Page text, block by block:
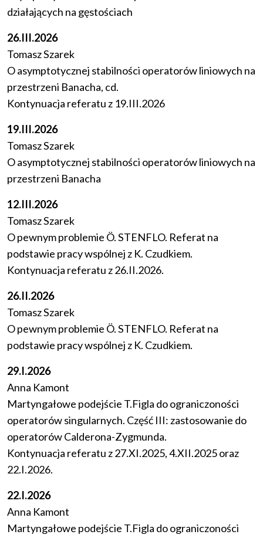
działających na gęstościach
26.III.2026
Tomasz Szarek
O asymptotycznej stabilności operatorów liniowych na
przestrzeni Banacha, cd.
Kontynuacja referatu z 19.III.2026
19.III.2026
Tomasz Szarek
O asymptotycznej stabilności operatorów liniowych na
przestrzeni Banacha
12.III.2026
Tomasz Szarek
O pewnym problemie Ö. STENFLO. Referat na
podstawie pracy wspólnej z K. Czudkiem.
Kontynuacja referatu z 26.II.2026.
26.II.2026
Tomasz Szarek
O pewnym problemie Ö. STENFLO. Referat na
podstawie pracy wspólnej z K. Czudkiem.
29.I.2026
Anna Kamont
Martyngałowe podejście T.Figla do ograniczoności
operatorów singularnych. Część III: zastosowanie do
operatorów Calderona-Zygmunda.
Kontynuacja referatu z 27.XI.2025, 4.XII.2025 oraz
22.I.2026.
22.I.2026
Anna Kamont
Martyngałowe podejście T.Figla do ograniczoności